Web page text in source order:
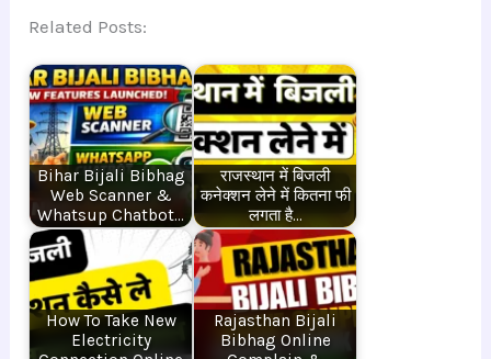
Related Posts:
Bihar Bijali Bibhag
Web Scanner &
Whatsup Chatbot…
राजस्थान में बिजली
कनेक्शन लेने में कितना फी
लगता है…
How To Take New
Electricity
Rajasthan Bijali
Bibhag Online